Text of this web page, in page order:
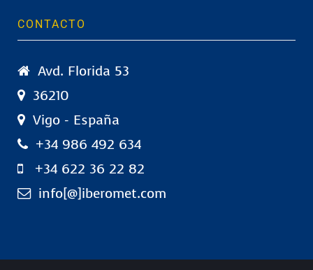
CONTACTO
Avd. Florida 53
36210
Vigo - España
+34 986 492 634
+34 622 36 22 82
info[@]iberomet.com